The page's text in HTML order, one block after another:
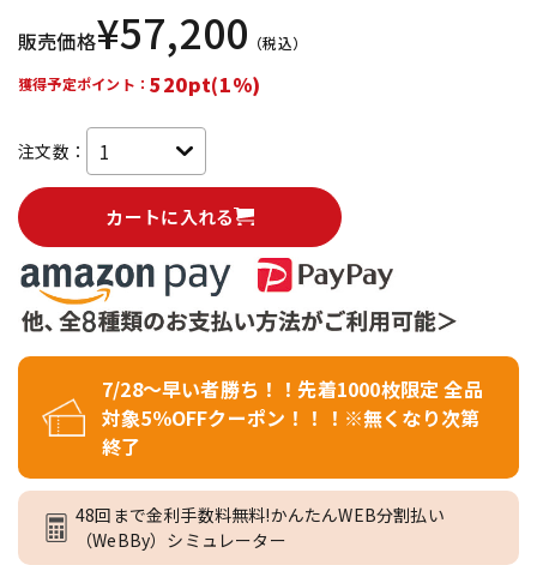
販売価格¥57,200 （税込）
獲得予定ポイント： 520pt(1%)
注文数：
カートに入れる
7/28～早い者勝ち！！先着1000枚限定 全品
対象5％OFFクーポン！！！※無くなり次第
終了
48回まで金利手数料無料!かんたんWEB分割払い
（WeBBy）シミュレーター